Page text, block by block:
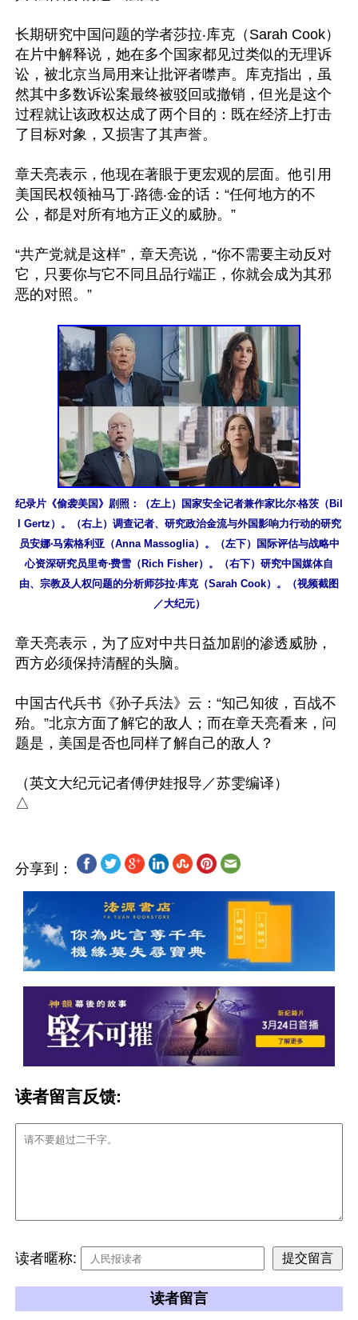
长期研究中国问题的学者莎拉‧库克（Sarah Cook）
在片中解释说，她在多个国家都见过类似的无理诉
讼，被北京当局用来让批评者噤声。库克指出，虽
然其中多数诉讼案最终被驳回或撤销，但光是这个
过程就让该政权达成了两个目的：既在经济上打击
了目标对象，又损害了其声誉。
章天亮表示，他现在著眼于更宏观的层面。他引用
美国民权领袖马丁‧路德‧金的话：“任何地方的不
公，都是对所有地方正义的威胁。”
“共产党就是这样”，章天亮说，“你不需要主动反对
它，只要你与它不同且品行端正，你就会成为其邪
恶的对照。”
纪录片《偷袭美国》剧照：（左上）国家安全记者兼作家比尔‧格茨（Bil
l Gertz）。（右上）调查记者、研究政治金流与外国影响力行动的研究
员安娜‧马索格利亚（Anna Massoglia）。（左下）国际评估与战略中
心资深研究员里奇‧费雪（Rich Fisher）。（右下）研究中国媒体自
由、宗教及人权问题的分析师莎拉‧库克（Sarah Cook）。（视频截图
／大纪元）
章天亮表示，为了应对中共日益加剧的渗透威胁，
西方必须保持清醒的头脑。
中国古代兵书《孙子兵法》云：“知己知彼，百战不
殆。”北京方面了解它的敌人；而在章天亮看来，问
题是，美国是否也同样了解自己的敌人？
（英文大纪元记者傅伊娃报导／苏雯编译）
分享到：
读者留言反馈:
读者暱称:
读者留言